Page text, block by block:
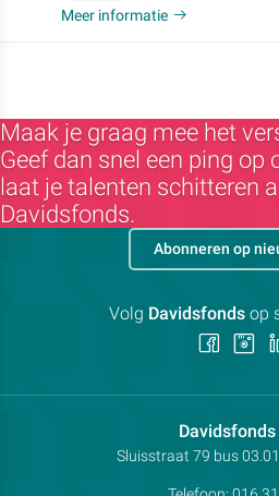
Meer informatie
Maak je graag mee het
Geef dan snel een ping op
laat je talenten schitteren
Davidsfonds.
Adres:
Sluisstraat 79 bus
Abonneren op
Volg Davidsfondsop
Volg